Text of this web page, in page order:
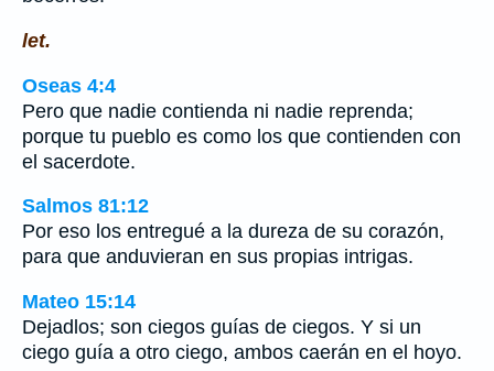
let.
Oseas 4:4
Pero que nadie contienda ni nadie reprenda;
porque tu pueblo es como los que contienden con
el sacerdote.
Salmos 81:12
Por eso los entregué a la dureza de su corazón,
para que anduvieran en sus propias intrigas.
Mateo 15:14
Dejadlos; son ciegos guías de ciegos. Y si un
ciego guía a otro ciego, ambos caerán en el hoyo.